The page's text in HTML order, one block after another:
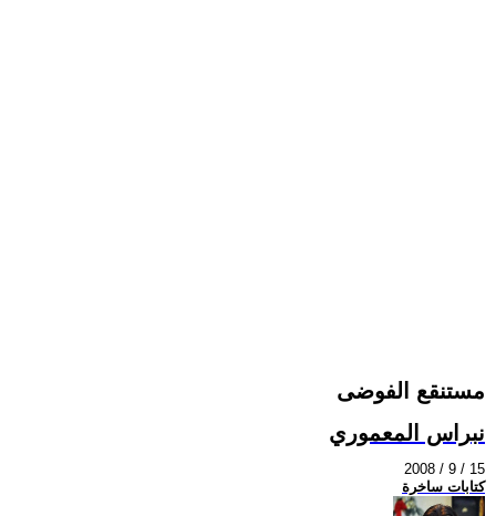
مستنقع الفوضى
نبراس المعموري
2008 / 9 / 15
كتابات ساخرة